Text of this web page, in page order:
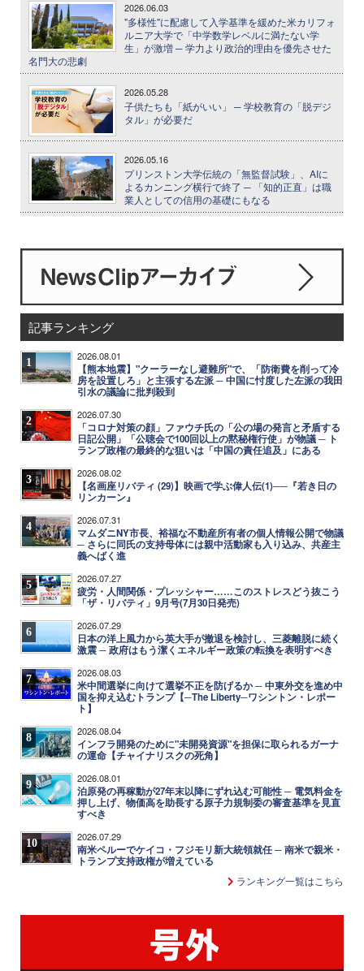
2026.06.03
"多様性"に配慮して入学基準を緩めた米カリフォ
ルニア大学で「中学数学レベルに満たない学
生」が激増 ─ 学力より政治的理由を優先させた
名門大の悲劇
2026.05.28
子供たちも「紙がいい」 ─ 学校教育の「脱デジ
タル」が必要だ
2026.05.16
プリンストン大学伝統の「無監督試験」、AIに
よるカンニング横行で終了 ─ 「知的正直」は職
業人としての信用の基礎にもなる
記事ランキング
1 2026.08.01
【熊本地震】"クーラーなし避難所"で、「防衛費を削って冷
房を設置しろ」と主張する左派 ─ 中国に忖度した左派の我田
引水の議論に批判殺到
2 2026.07.30
「コロナ対策の顔」ファウチ氏の「公の場の発言と矛盾する
日記公開」「公聴会で100回以上の黙秘権行使」が物議 ─ ト
ランプ政権の最終的な狙いは「中国の責任追及」にある
3 2026.08.02
【名画座リバティ (29)】映画で学ぶ偉人伝(1)──『若き日の
リンカーン』
4 2026.07.31
マムダニNY市長、裕福な不動産所有者の個人情報公開で物議
─ さらに同氏の支持母体には親中活動家も入り込み、共産主
義へばく進
5 2026.07.27
疲労・人間関係・プレッシャー……このストレスどう抜こう
「ザ・リバティ」9月号(7月30日発売)
6 2026.07.29
日本の洋上風力から英大手が撤退を検討し、三菱離脱に続く
激震 ─ 政府はもう潔くエネルギー政策の転換を表明すべき
7 2026.08.03
米中間選挙に向けて選挙不正を防げるか ─ 中東外交を進め中
国を抑え込むトランプ【─The Liberty─ワシントン・レポー
ト】
8 2026.08.04
インフラ開発のために"未開発資源"を担保に取られるガーナ
の運命【チャイナリスクの死角】
9 2026.08.01
泊原発の再稼動が27年末以降にずれ込む可能性 ─ 電気料金を
押し上げ、物価高を助長する原子力規制委の審査基準を見直
すべき
10 2026.07.29
南米ペルーでケイコ・フジモリ新大統領就任 ─ 南米で親米・
トランプ支持政権が増えている
ランキング一覧はこちら